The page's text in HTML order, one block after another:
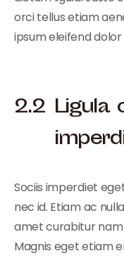
orci tellus etiam
ipsum eleifend
Ligula
Sociis imperdiet
nec id. Etiam ac
amet curabitur
Magnis eget etiam